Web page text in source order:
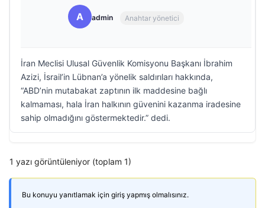
A admin Anahtar yönetici
İran Meclisi Ulusal Güvenlik Komisyonu Başkanı İbrahim
Azizi, İsrail’in Lübnan’a yönelik saldırıları hakkında,
“ABD’nin mutabakat zaptının ilk maddesine bağlı
kalmaması, hala İran halkının güvenini kazanma iradesine
sahip olmadığını göstermektedir.” dedi.
1 yazı görüntüleniyor (toplam 1)
Bu konuyu yanıtlamak için giriş yapmış olmalısınız.